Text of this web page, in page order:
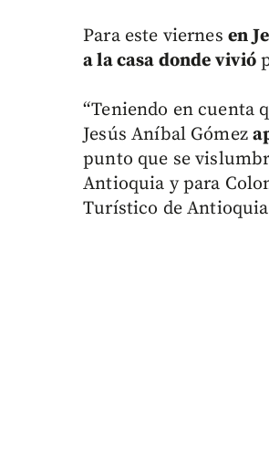
Para este viernes en
a la casa donde vivió
“Teniendo en cuenta
Jesús Aníbal Gómez
punto que se
Antioquia y para
Turístico de